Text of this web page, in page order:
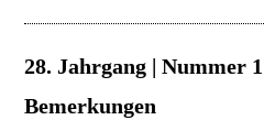
28. Jahrgang | Nummer
Bemerkungen